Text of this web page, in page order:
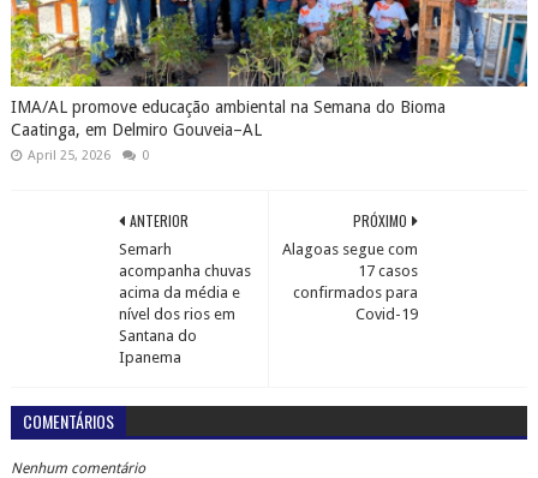
IMA/AL promove educação ambiental na Semana do Bioma
Caatinga, em Delmiro Gouveia–AL
April 25, 2026 0
PRÓXIMO
Alagoas segue com
17 casos
confirmados para
Covid-19
ANTERIOR
Semarh
acompanha chuvas
acima da média e
nível dos rios em
Santana do
Ipanema
COMENTÁRIOS
Nenhum comentário